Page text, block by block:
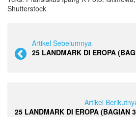
Shutterstock
Artikel Sebelumnya
25 LANDMARK DI EROPA
Artikel
25 LANDMARK DI EROPA (BAGIAN